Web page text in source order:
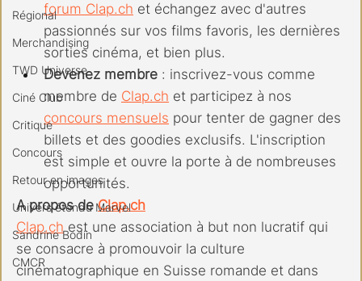
Régional
Merchandising
TWD Universe
Ciné Club
Critique
Concours
Retour en images
Univers étendu Marvel
Sandrine Bodin
CMCR
forum Clap.ch et échangez avec d'autres
passionnés sur vos films favoris, les dernières
sorties cinéma, et bien plus.
Devenez membre : inscrivez-vous comme
membre de Clap.ch et participez à nos
concours mensuels pour tenter de gagner des
billets et des goodies exclusifs. L'inscription
est simple et ouvre la porte à de nombreuses
opportunités.
A propos de Clap.ch
Clap.ch est une association à but non lucratif qui
se consacre à promouvoir la culture
cinématographique en Suisse romande et dans